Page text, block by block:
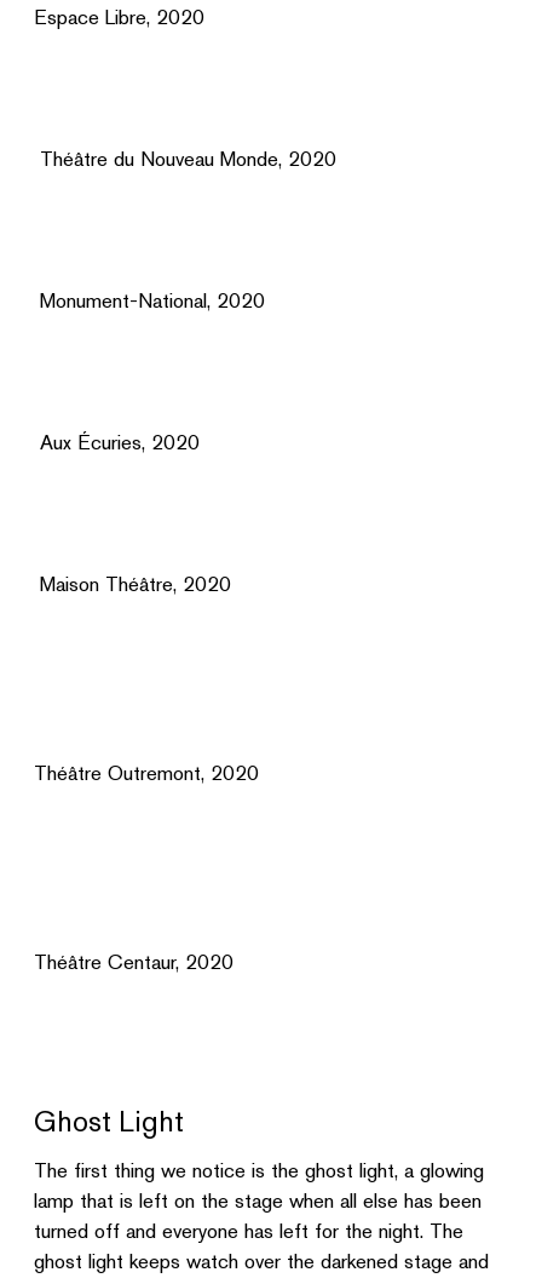
Espace Libre, 2020
Théâtre du Nouveau Monde, 2020
Monument-National, 2020
Aux Écuries, 2020
Maison Théâtre, 2020
Théâtre Outremont, 2020
Théâtre Centaur, 2020
Ghost Light
The first thing we notice is the ghost light, a glowing
lamp that is left on the stage when all else has been
turned off and everyone has left for the night. The
ghost light keeps watch over the darkened stage and